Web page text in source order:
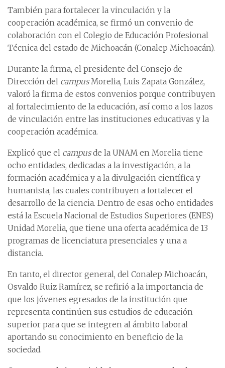
También para fortalecer la vinculación y la
cooperación académica, se firmó un convenio de
colaboración con el Colegio de Educación Profesional
Técnica del estado de Michoacán (Conalep Michoacán).
Durante la firma, el presidente del Consejo de
Dirección del campusMorelia, Luis Zapata González,
valoró la firma de estos convenios porque contribuyen
al fortalecimiento de la educación, así como a los lazos
de vinculación entre las instituciones educativas y la
cooperación académica.
Explicó que el campusde la UNAM en Morelia tiene
ocho entidades, dedicadas a la investigación, a la
formación académica y a la divulgación científica y
humanista, las cuales contribuyen a fortalecer el
desarrollo de la ciencia. Dentro de esas ocho entidades
está la Escuela Nacional de Estudios Superiores (ENES)
Unidad Morelia, que tiene una oferta académica de 13
programas de licenciatura presenciales y una a
distancia.
En tanto, el director general, del Conalep Michoacán,
Osvaldo Ruiz Ramírez, se refirió a la importancia de
que los jóvenes egresados de la institución que
representa continúen sus estudios de educación
superior para que se integren al ámbito laboral
aportando su conocimiento en beneficio de la
sociedad.